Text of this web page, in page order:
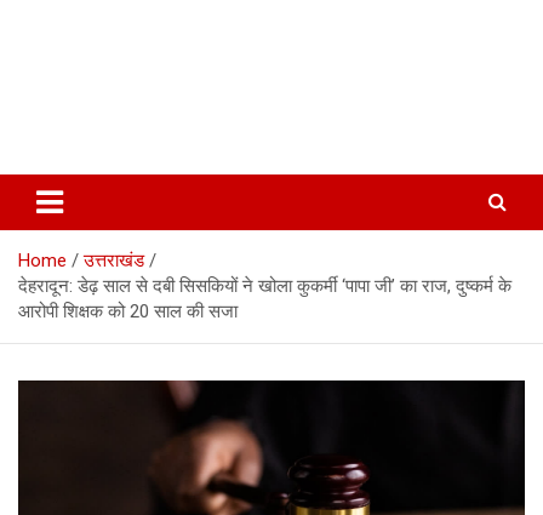
Home
उत्तराखंड
देहरादून: डेढ़ साल से दबी सिसकियों ने खोला कुकर्मी ‘पापा जी’ का राज, दुष्कर्म के
आरोपी शिक्षक को 20 साल की सजा